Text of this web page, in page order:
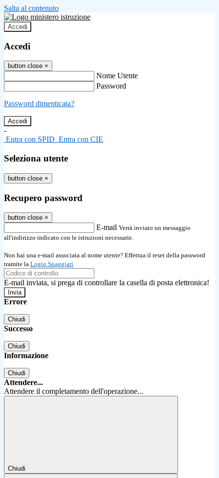
Salta al contenuto
Accedi
Accedi
button close ×
Nome Utente
Password
Password dimenticata?
-
Entra con SPID Entra con CIE
Seleziona utente
button close ×
Recupero password
button close ×
E-mail Verrà inviato un messaggio
all'indirizzo indicato con le istruzioni necessarie.
Non hai una e-mail associata al nome utente? Effettua il reset della password
tramite la Login Spaggiari
E-mail inviata, si prega di controllare la casella di posta elettronica!
Errore
Chiudi
Successo
Chiudi
Informazione
Chiudi
Attendere...
Attendere il completamento dell'operazione...
Chiudi